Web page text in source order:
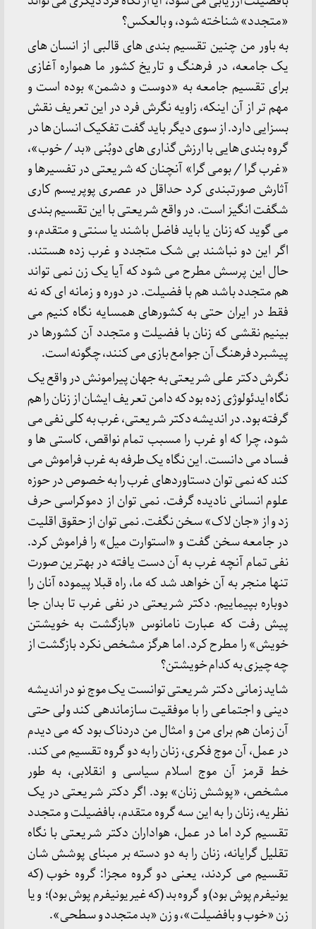
«متجدد» شناخته شود، و بالعکس؟
به باور من چنین تقسیم بندی های قالبی از انسان های
یک جامعه، در فرهنگ و تاریخ کشور ما همواره آغازی
برای تقسیم جامعه به «دوست و دشمن» بوده است و
مهم تر از آن اینکه، زاویه نگرش فرد در این تعریف نقش
بسزایی دارد. از سوی دیگر باید گفت تفکیک انسان ها در
گروه بندی هایی با ارزش گذاری های دوبُنی «بد / خوب»،
«غرب گرا / بومی گرا» آنچنان که شریعتی در تفسیرها و
آثارش صورتبندی کرد حداقل در عصری پوپریسم کاری
شگفت انگیز است. در واقع شریعتی با این تقسیم بندی
می گوید که زنان یا باید فاضل باشند یا سنتی و متقدم، و
اگر این دو نباشند بی شک متجدد و غرب زده هستند.
حال این پرسش مطرح می شود که آیا یک زن نمی تواند
هم متجدد باشد هم با فضیلت. در دوره و زمانه ای که نه
فقط در ایران حتی به کشور‌های همسایه نگاه کنیم می
بینیم نقشی که زنان با فضیلت و متجدد آن کشور‌ها در
پیشبرد فرهنگ آن جوامع بازی می کنند، چگونه است.
نگرش دکتر علی شریعتی به جهان پیرامونش در واقع یک
نگاه ایدئولوژی زده بود که دامن تعریف ایشان از زنان را هم
گرفته بود. در اندیشه دکتر شریعتی، غرب به کلی نفی می
شود، چرا که او غرب را مسبب تمام نواقص، کاستی ها و
فساد می دانست. این نگاه یک طرفه به غرب فراموش می
کند که نمی توان دستاورد‌های غرب را به خصوص در حوزه
علوم انسانی نادیده گرفت. نمی توان از دموکراسی حرف
زد و از «جان لاک» سخن نگفت. نمی توان از حقوق اقلیت
در جامعه سخن گفت و «استوارت میل» را فراموش کرد.
نفی تمام آنچه غرب به آن دست یافته در بهترین صورت
تنها منجر به آن خواهد شد که ما، راه قبلا پیموده آنان را
دوباره بپیماییم. دکتر شریعتی در نفی غرب تا بدان جا
پیش رفت که عبارت نامانوس «بازگشت به خویشتن
خویش» را مطرح کرد. اما هرگز مشخص نکرد بازگشت از
چه چیزی به کدام خویشتن؟
شاید زمانی دکتر شریعتی توانست یک موج نو در اندیشه
دینی و اجتماعی را با موفقیت سازماندهی کند ولی حتی
آن زمان هم برای من و امثال من دردناک بود که می دیدم
در عمل، آن موج فکری، زنان را به دو گروه تقسیم می کند.
خط قرمز آن موج اسلام سیاسی و انقلابی، به طور
مشخص، «پوشش زنان» بود. اگر دکتر شریعتی در یک
نظریه، زنان را به این سه گروه متقدم، بافضیلت و متجدد
تقسیم کرد اما در عمل، هواداران دکتر شریعتی با نگاه
تقلیل گرایانه، زنان را به دو دسته بر مبنای پوشش‌ شان
تقسیم می کردند، یعنی دو گروه مجزا: گروه خوب (که
یونیفرم پوش بود) و گروه بد (که غیریونیفرم پوش بود)؛ و یا
زن «خوب و بافضیلت»، و زن «بد متجدد و سطحی».